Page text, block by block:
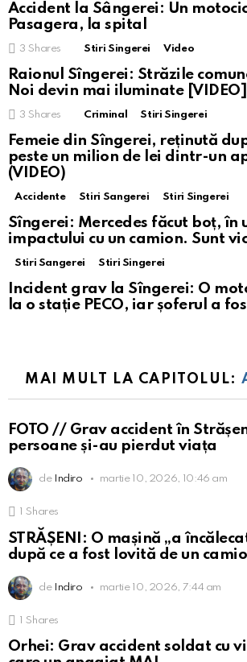
Accident la Sângerei: Un
Pasagera, la spital
3 Shares Stiri Singerei Video
Raionul Sîngerei: Străzile
Noi devin mai iluminate [VIDEO]
3 Shares Criminal Stiri Singerei
Femeie din Sîngerei, reținută
peste un milion de lei dintr-un
(VIDEO)
Accidente Stiri Sangerei Stiri Singerei
Sîngerei: Mercedes făcut boț, în
impactului cu un camion. Sunt
Stiri Sangerei Stiri Singerei
Incident grav la Sîngerei: O
la o stație PECO, iar șoferul a
MAI MULT LA CAPITOLUL:
FOTO // Grav accident în
persoane și-au pierdut viața
de Indiro martie 10, 2026, 10:46 am
1 Shares
STRĂȘENI: O mașină „a
după ce a fost lovită de un
de Indiro martie 10, 2026, 7:44 am
1 Shares
Orhei: Grav accident soldat cu